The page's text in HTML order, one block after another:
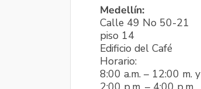
Medellín:
Calle 49 No 50-21
piso 14
Edificio del Café
Horario:
8:00 a.m. – 12:00 m. y